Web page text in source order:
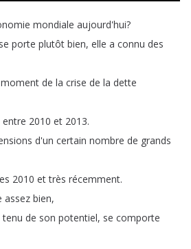
mondiale aujourd'hui?
se porte plutôt bien, elle a connu des
moment de la crise de la dette
entre 2010 et 2013.
d'un certain nombre de grands
2010 et très récemment.
assez bien,
tenu de son potentiel, se comporte